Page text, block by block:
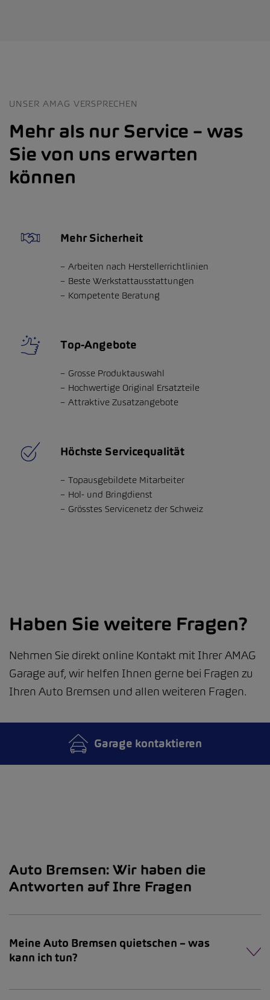
UNSER AMAG VERSPRECHEN
Mehr als nur Service – was
Sie von uns erwarten
können
Mehr Sicherheit
Arbeiten nach Herstellerrichtlinien
Beste Werkstattausstattungen
Kompetente Beratung
Top-Angebote
Grosse Produktauswahl
Hochwertige Original Ersatzteile
Attraktive Zusatzangebote
Höchste Servicequalität
Topausgebildete Mitarbeiter
Hol- und Bringdienst
Grösstes Servicenetz der Schweiz
Haben Sie weitere Fragen?
Nehmen Sie direkt online Kontakt mit Ihrer AMAG
Garage auf, wir helfen Ihnen gerne bei Fragen zu
Ihren Auto Bremsen und allen weiteren Fragen.
Garage kontaktieren
Auto Bremsen: Wir haben die
Antworten auf Ihre Fragen
Meine Auto Bremsen quietschen – was
kann ich tun?